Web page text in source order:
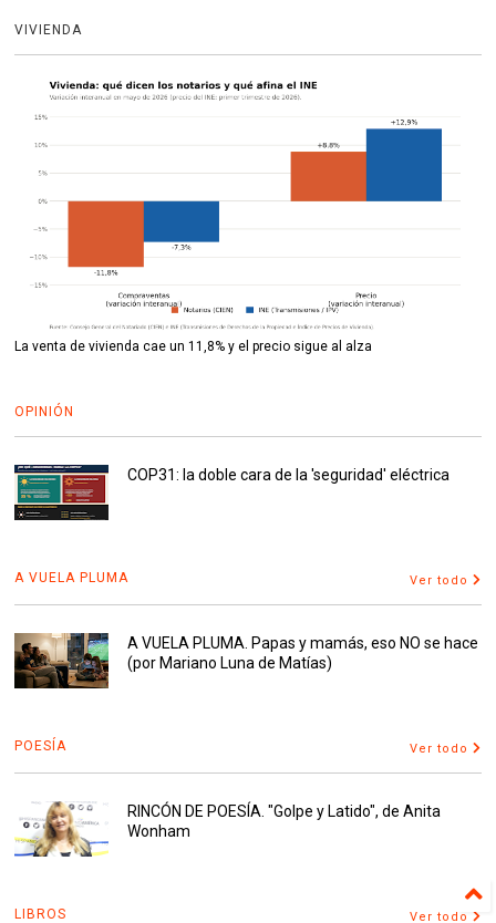
VIVIENDA
La venta de vivienda cae un 11,8% y el precio sigue al alza
OPINIÓN
COP31: la doble cara de la 'seguridad' eléctrica
A VUELA PLUMA Ver todo
A VUELA PLUMA. Papas y mamás, eso NO se hace
(por Mariano Luna de Matías)
POESÍA Ver todo
RINCÓN DE POESÍA. "Golpe y Latido", de Anita
Wonham
LIBROS Ver todo